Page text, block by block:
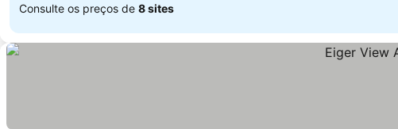
Consulte os preços de 8 sites